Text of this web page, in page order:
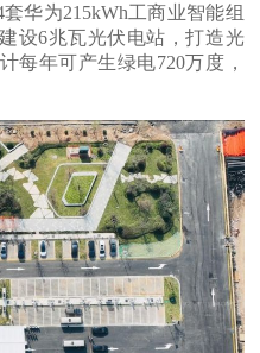
华为215kWh工商业智能组
设6兆瓦光伏电站，打造光
每年可产生绿电720万度，